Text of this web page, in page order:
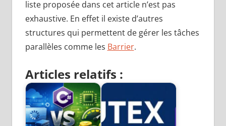
liste proposée dans cet article n’est pas
exhaustive. En effet il existe d’autres
structures qui permettent de gérer les tâches
parallèles comme les Barrier.
Articles relatifs :